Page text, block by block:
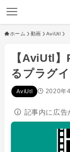
ホーム 動画 AviUtl
【AviUtl
るプラグ
AviUtl 2020年
記事内に広告